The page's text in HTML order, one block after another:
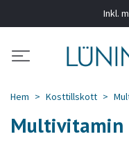
Inkl.
Hem Kosttillskott